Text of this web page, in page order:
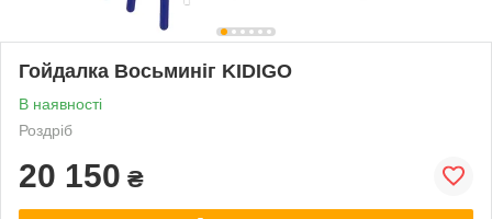
Гойдалка Восьминіг KIDIGO
В наявності
Роздріб
20 150 ₴